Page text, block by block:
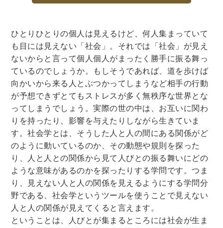
CD・DVD・Blu-ray
CD・DVD
洋書
洋書
英語洋書
その他
その他
木版画・浮世絵
ひとりひとりの個人は見えるけど、何人集まっていて
も目には見えない「社会」。それでは「社会」が見え
ないからと言って個人個人がまったく勝手に振る舞っ
ているのでしょうか。もしそうであれば、道を歩けば
向かいから来る人とぶつかってしまうなど相手の行動
が予想できずとてもストレスが多く無秩序な世界とな
ってしまうでしょう。実際の世の中は、お互いに関わ
りを持ったり、影響を与えたりしながら生きていま
す。社会学とは、そうした人と人の間にある関係がど
のように動いているのか、その動態や規則を探った
り、人と人との関係から見て人びとの振る舞いにどの
ような意味があるのかを探ったりする学問です。つま
り、見えない人と人の関係を見えるようにする学問分
野である、社会学というツールを使うことで見えない
人と人の関係が見えてくると言えます。
ということは、人びとが集まるところには社会が生ま